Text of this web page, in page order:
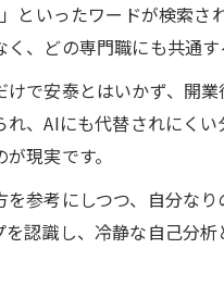
」といったワードが検索
、どの専門職にも共通
けで安泰とはいかず、開
れ、AIにも代替されにく
現実です。
参考にしつつ、自分な
を認識し、冷静な自己分